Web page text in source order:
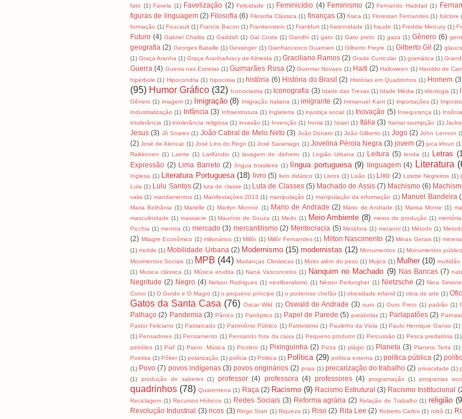
fato (1) Favela (1) Favelização (2) Felicidade (1) Feminicídio (4) Feminismo (2) Fernando Haddad (1)
figuras de linguagem (2) Filosofia (6) Filosofia Clássica (1) finanças (3) física (1) Florestan Fernandes (1) folclore
formação (1) Foucault (1) Francis Bacon (1) Frankenstein (1) Frankfurt (1) fraternidade (1) fraude (1) Freddie Mercury (1)
Futuro (4) Gabriel Chalita (1) Gaddafi (1) Gal Costa (1) Gandhi (1) gato (1) Gato preto (1) gaza (1) Gênero (6)
geografia (2) Georges Bataille (1) Gessinger (1) Gianfrancesco Guarnieri (1) Gilberto Freyre (1) Gilberto Gil (2) glauco
(1) Graça Aranha (1) Graça AranhaAracy de Almeida (1) Graciliano Ramos (2) Grade Curricular (1) gramática (1)
Guerra (4) Guerra nas Estrelas (1) Guimarães Rosa (2) Guiomar Novaes (1) Haiti (2) Halloween (1) Haroldo de
hipérbole (1) Hipocondria (1) hipocrisia (1) história (6) História do Brasil (2) Histórias em Quadrinhos (1) Homem
(95) Humor Gráfico (32) Iconoclastia (1) Iconografia (3) Idade das Trevas (1) Idade Média (1) ideologia (1)
Gênero (1) imagem (1) Imigração (8) Imigração Italiana (1) imigrante (2) Immanuel Kant (1) importações (1) Imposto
Industrialização (1) Infância (3) Infraestrutura (1) Inglaterra (1) injustiça social (1) Inovação (5) Insegurança (1) Insônia
intolerância (1) intolerância religiosa (1) invasão (1) Invenção (1) Ironia (1) Israel (1) Itália (3) Itamar ssumpção (1)
Jesus (3) Jô Soares (1) João Cabral de Melo Neto (3) João Donato (1) João Gilberto (1) Jogo (2) John Lennon
(2) José de Alencar (1) José Lins do Rego (1) José Saramago (1) Jovelina Pérola Negra (3) jovem (2) juca kfouri
Raikkonen (1) Laerte (1) Latifúndio (1) lavagem de dinheiro (1) Legião Urbana (1) Leitura (5) lenda (1) Letras
Expressão (2) Lima Barreto (2) língua brasileira (1) língua portuguesa (9) linguagem (4) Literatura
Inglesa (1) Literatura Portuguesa (18) livro (5) livro didático (1) Livros (1) Lixão (1) Lixo (2) Lizette Negreiros (1)
Lula (1) Lulu Santos (2) luta de classe (1) Luta de Classes (5) Machado de Assis (7) Machismo (6)
valia (1) mandamentos (1) Manifestações 2013 (1) manipulação (1) manipulação da informação (1) Manuel Bandeira
Maria Bethânia (1) Marielle (1) Marilyn Monroe (1) Mario de Andrade (2) Mário de Andrade (1) Marisa Monte (1)
masculinidade (1) massacre (1) Maurício de Souza (1) Medo (1) Meio Ambiente (8) meios de produção (1) memória
Picchia (1) mentira (1) mercado (3) mercantilismo (2) Meritocracia (5) Metáfora (1) metanol (1) Método (1)
(2) Milagre Econômico (1) milionários (1) Millôr (1) Millôr Fernandes (1) Milton Nascimento (2) Minas Gerais (1)
(1) mobile (1) Mobilidade Urbana (2) Modernismo (15) modernistas (12) Monumentos (1) Monumentos
Movimentos Sociais (1) MPB (44) Mudanças Climáticas (1) Muito além do peso (1) Mujica (1) Mulher (10) multidão
(1) Musica clássica (1) Música erudita (1) Naná Vasconcelos (1) Nanquim no Machado (9) Nas Bancas (7)
Negritude (2) Negro (4) Nelson Rodrigues (1) neoliberalismo (1) Néstor Perlongher (1) Nietzsche (2) Nina Simone
Corvo (1) O Gordo e O Magro (1) o pequeno príncipe (1) o poderoso chefão (1) obesidade infantil (1) obra de arte (1)
Gatos da Santa Casa (76) Oscar Wild (1) Oswald de Andrade (3) ouro (1) Ouro Preto (1) padrão (1)
Palhaço (2) Pandemia (3) Pânico (1) Panóptico (1) Papel de Parede (5) parábolas (1) Parlapatões (2)
Pastor Feliciano (1) Patriarcado (1) Patrimônio Público (1) Patriotismo (1) Paulinho da Viola (1) Paulo Henrique Ganso (1)
(1) Pensadores (1) Pensamento (1) Pensando fora da caixa (1) Pequeno produtor (1) Percussão (1) Pesca predatória (1)
petróleo (1) Piaf (1) Piano. Música (1) Picolino (1) Pixinguinha (2) Pizza (1) plágio (1) Planeta (3) Planeta Terra (1)
Poetisa (1) Pôker (1) polarização (1) polícia (1) Politica (1) Política (29) política externa (1) política pública (2)
(1) Povo (7) povos indígenas (3) povos originários (2) praia (1) precarização do trabalho (2) privacidade (1)
(1)
produção de saberes (1) professor (4) professora (4) professores (4) programação (1) programas
quadrinhos (78) Quarentena (1) Raça (2) Racismo (9) Racismo Estrutural (3) Racismo Institucional
Reciclagem (1) Recursos Hídricos (1) Redes Sociais (3) Reforma agrária (2) Relação de Trabalho (1) religião
Revolução Industrial (3) ricos (3) Ringo Starr (1) Riqueza (1) Riso (2) Rita Lee (2) Roberto Carlos (1) robô (1)